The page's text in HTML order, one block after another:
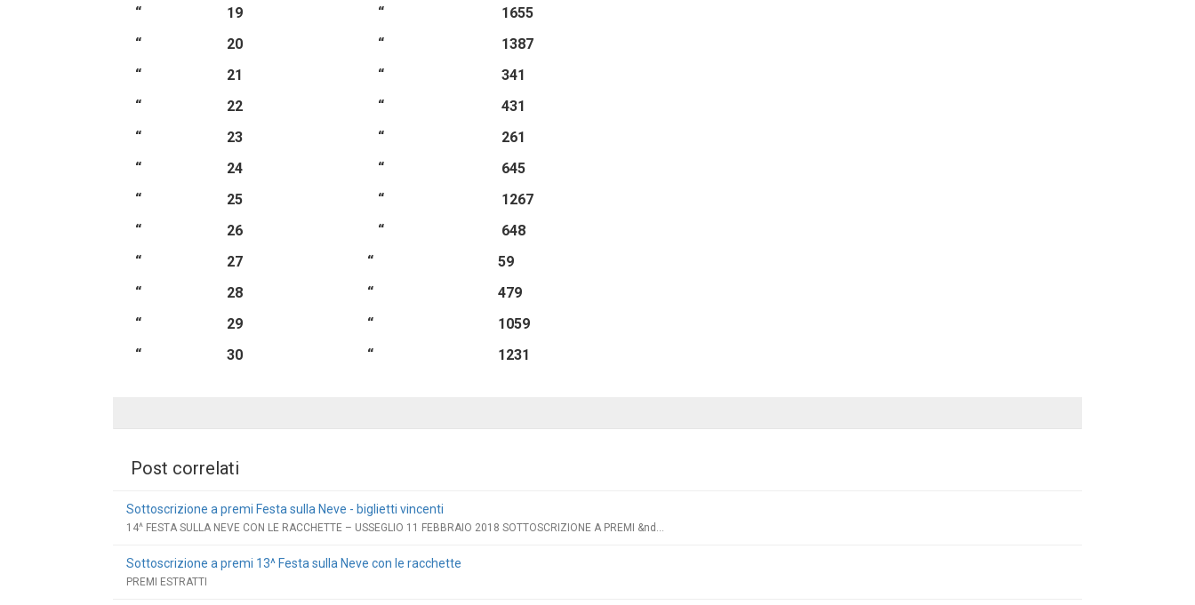
“ 19 “ 1655
“ 20 “ 1387
“ 21 “ 341
“ 22 “ 431
“ 23 “ 261
“ 24 “ 645
“ 25 “ 1267
“ 26 “ 648
“ 27 “ 59
“ 28 “ 479
“ 29 “ 1059
“ 30 “ 1231
Post correlati
Sottoscrizione a premi Festa sulla Neve - biglietti vincenti
14^ FESTA SULLA NEVE CON LE RACCHETTE – USSEGLIO 11 FEBBRAIO 2018 SOTTOSCRIZIONE A PREMI &nd...
Sottoscrizione a premi 13^ Festa sulla Neve con le racchette
PREMI ESTRATTI